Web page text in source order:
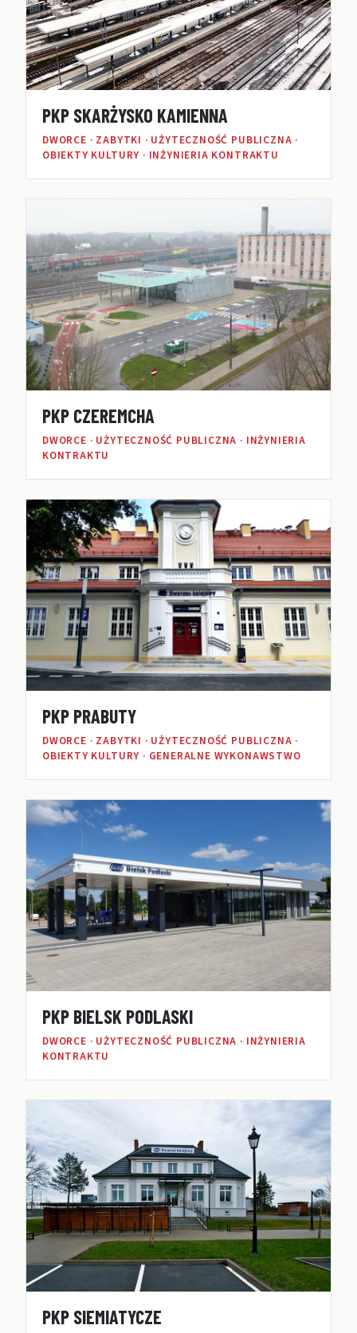
PKP SKARŻYSKO KAMIENNA
DWORCE · ZABYTKI · UŻYTECZNOŚĆ PUBLICZNA ·
OBIEKTY KULTURY · INŻYNIERIA KONTRAKTU
PKP CZEREMCHA
DWORCE · UŻYTECZNOŚĆ PUBLICZNA · INŻYNIERIA
KONTRAKTU
PKP PRABUTY
DWORCE · ZABYTKI · UŻYTECZNOŚĆ PUBLICZNA ·
OBIEKTY KULTURY · GENERALNE WYKONAWSTWO
PKP BIELSK PODLASKI
DWORCE · UŻYTECZNOŚĆ PUBLICZNA · INŻYNIERIA
KONTRAKTU
PKP SIEMIATYCZE